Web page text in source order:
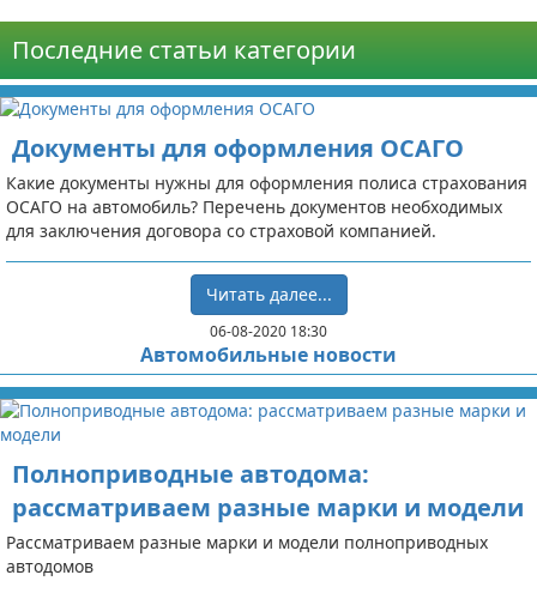
Последние статьи категории
Документы для оформления ОСАГО
Какие документы нужны для оформления полиса страхования
ОСАГО на автомобиль? Перечень документов необходимых
для заключения договора со страховой компанией.
Читать далее...
06-08-2020 18:30
Автомобильные новости
Полноприводные автодома:
рассматриваем разные марки и модели
Рассматриваем разные марки и модели полноприводных
автодомов